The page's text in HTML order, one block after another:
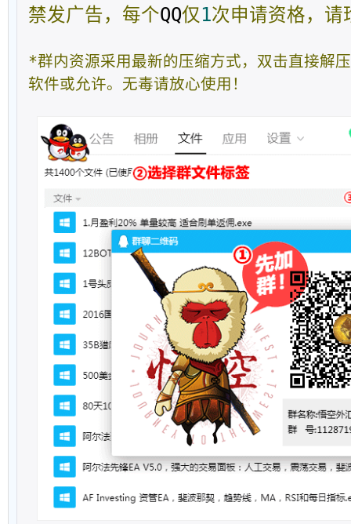
禁发广告，每个QQ仅1次申请资格，请
*群内资源采用最新的压缩方式，双击直接解
软件或允许。无毒请放心使用！